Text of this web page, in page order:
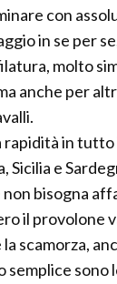
con
in se per
molto
anche per
rapidità in
e
bisogna
il provolone
scamorza,
sono